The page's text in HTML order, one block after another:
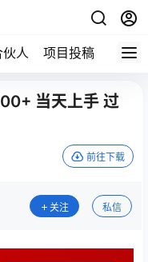
人 项目投稿
当天上手 过
前往下载
关注 私信